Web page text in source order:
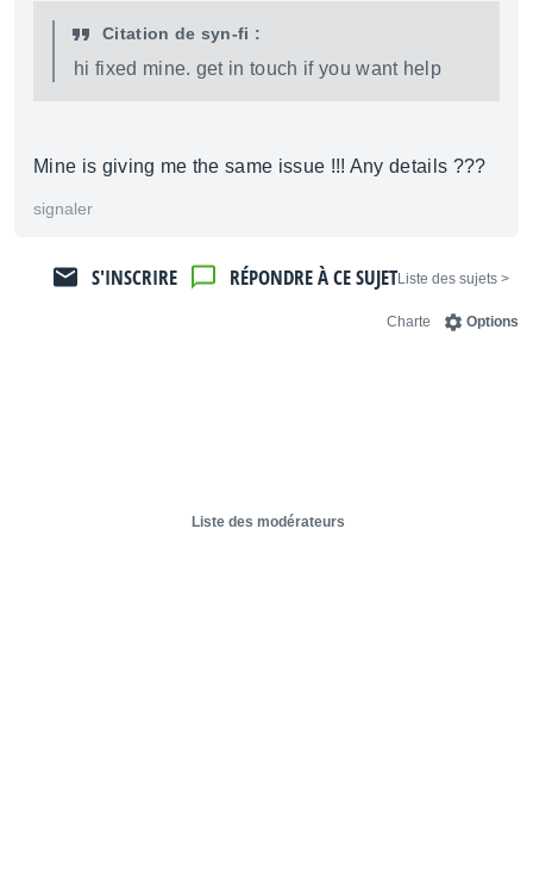
Citation de syn-fi :
hi fixed mine. get in touch if you want help
Mine is giving me the same issue !!! Any details ???
signaler
< Liste des sujets
RÉPONDRE À CE SUJET
S'INSCRIRE
Options
Charte
Liste des modérateurs